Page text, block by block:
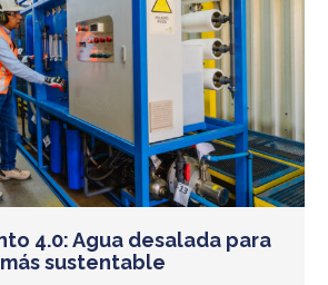
4.0: Agua desalada para
sustentable